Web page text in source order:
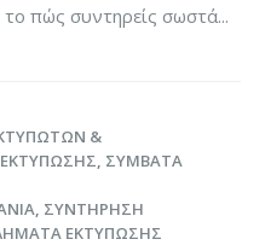
πώς συντηρείς σωστά...
&
ΣΥΜΒΑΤΆ
ΣΥΝΤΉΡΗΣΗ
ΕΚΤΎΠΩΣΗΣ